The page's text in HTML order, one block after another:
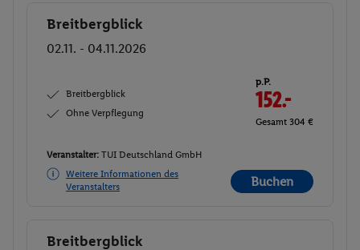
Buchen
Breitbergblick
02.11. - 04.11.2026
Breitbergblick
Ohne Verpflegung
p.P.
152.-
Gesamt 304 €
Veranstalter: TUI Deutschland GmbH
Weitere Informationen des
Veranstalters
Buchen
Buchen
Breitbergblick